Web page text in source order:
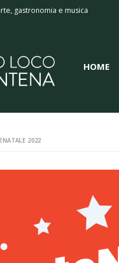
gastronomia e musica
HOME
2022